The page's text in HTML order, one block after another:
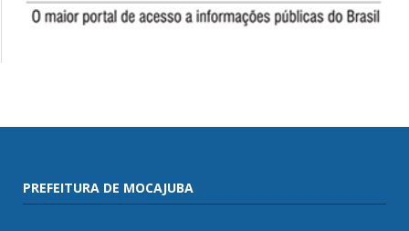
PREFEITURA DE MOCAJUBA